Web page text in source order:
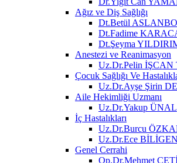
Ağız ve Diş Sağlığı
Dt.Betül
Dt.Fadime
Dt.Şeyma
Anestezi ve Reanimasyon
Uz.Dr.Pelin İŞCAN
Çocuk Sağlığı Ve
Uz.Dr.Ayşe Şirin
Aile Hekimliği Uzmanı
Uz.Dr.Yakup ÜNAL
İç Hastalıkları
Uz.Dr.Burcu
Uz.Dr.Ece BİLİGEN
Genel Cerrahi
Op.Dr.Mehmet